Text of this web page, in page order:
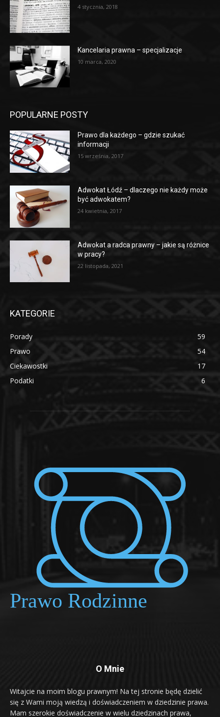
4 stycznia, 2018
Kancelaria prawna – specjalizacje
10 marca, 2020
POPULARNE POSTY
Prawo dla każdego – gdzie szukać
informacji
15 września, 2017
Adwokat Łódź – dlaczego nie każdy może
być adwokatem?
24 kwietnia, 2017
Adwokat a radca prawny – jakie są różnice
w pracy?
22 listopada, 2021
KATEGORIE
Porady
59
Prawo
54
Ciekawostki
17
Podatki
6
O Mnie
Witajcie na moim blogu prawnym! Na tej stronie będę dzielić
się z Wami moją wiedzą i doświadczeniem w dziedzinie prawa.
Mam szerokie doświadczenie w wielu dziedzinach prawa,